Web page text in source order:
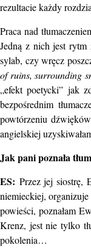
rezultacie każdy
Praca nad
Jedną z nich jest rytm
sylab, czy wręcz
of ruins, surrounding
„efekt poetycki” jak
bezpośrednim
powtórzeniu
angielskiej
Jak pani poznała
ES: Przez jej siostrę,
niemieckiej,
powieści, poznałam
Krenz, jest nie tylko
pokolenia…